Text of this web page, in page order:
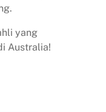
yang
Australia!